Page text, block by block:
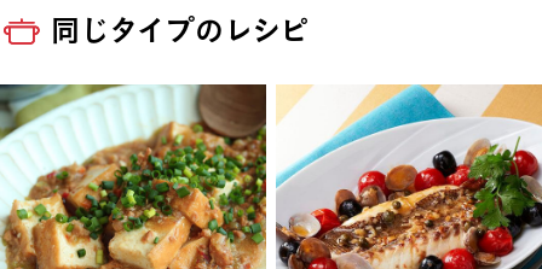
同じタイプのレシピ